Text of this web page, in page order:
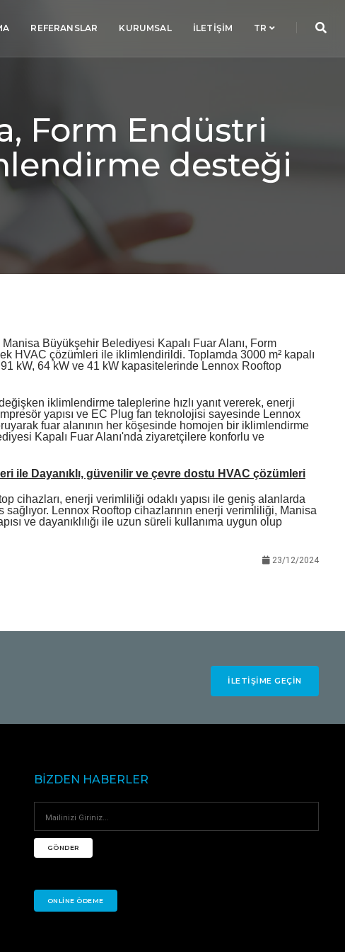
REFERANSLAR KURUMSAL İLETIŞIM TR
Form Endüstri
desteği
Manisa Büyükşehir Belediyesi Kapalı Fuar Alanı, Form
HVAC çözümleri ile iklimlendirildi. Toplamda 3000 m² kapalı
kW, 64 kW ve 41 kW kapasitelerinde Lennox Rooftop
iklimlendirme taleplerine hızlı yanıt vererek, enerji
yapısı ve EC Plug fan teknolojisi sayesinde Lennox
fuar alanının her köşesinde homojen bir iklimlendirme
Kapalı Fuar Alanı'nda ziyaretçilere konforlu ve
ile Dayanıklı, güvenilir ve çevre dostu HVAC çözümleri
cihazları, enerji verimliliği odaklı yapısı ile geniş alanlarda
Lennox Rooftop cihazlarının enerji verimliliği, Manisa
ve dayanıklılığı ile uzun süreli kullanıma uygun olup
23/12/2024
İLETIŞIME GEÇIN
BIZDEN HABERLER
GÖNDER
ONLINE ÖDEME